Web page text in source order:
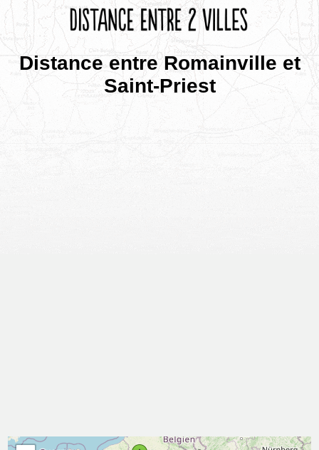
Distance entre Romainville et
Saint-Priest